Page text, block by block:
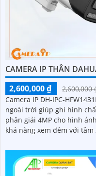
CAMERA IP THÂN
2,600,000 ₫
2,600,000
Camera IP DH-IPC-
ngoài trời giúp ghi hình
phân giải 4MP cho hình ảnh sắc
khả năng xem đêm với
hiệu quả